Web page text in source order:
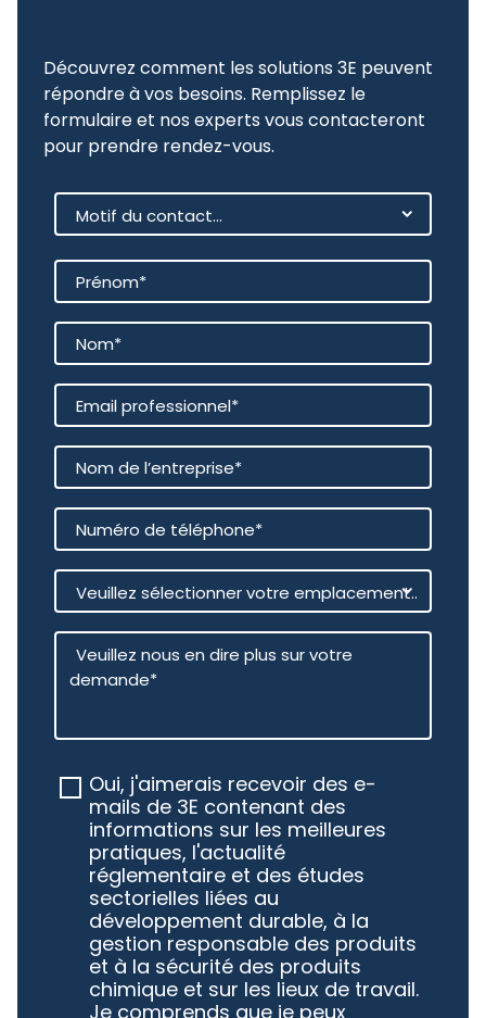
Découvrez comment les solutions 3E peuvent
répondre à vos besoins. Remplissez le
formulaire et nos experts vous contacteront
pour prendre rendez-vous.
Oui, j'aimerais recevoir des e-
mails de 3E contenant des
informations sur les meilleures
pratiques, l'actualité
réglementaire et des études
sectorielles liées au
développement durable, à la
gestion responsable des produits
et à la sécurité des produits
chimique et sur les lieux de travail.
Je comprends que je peux